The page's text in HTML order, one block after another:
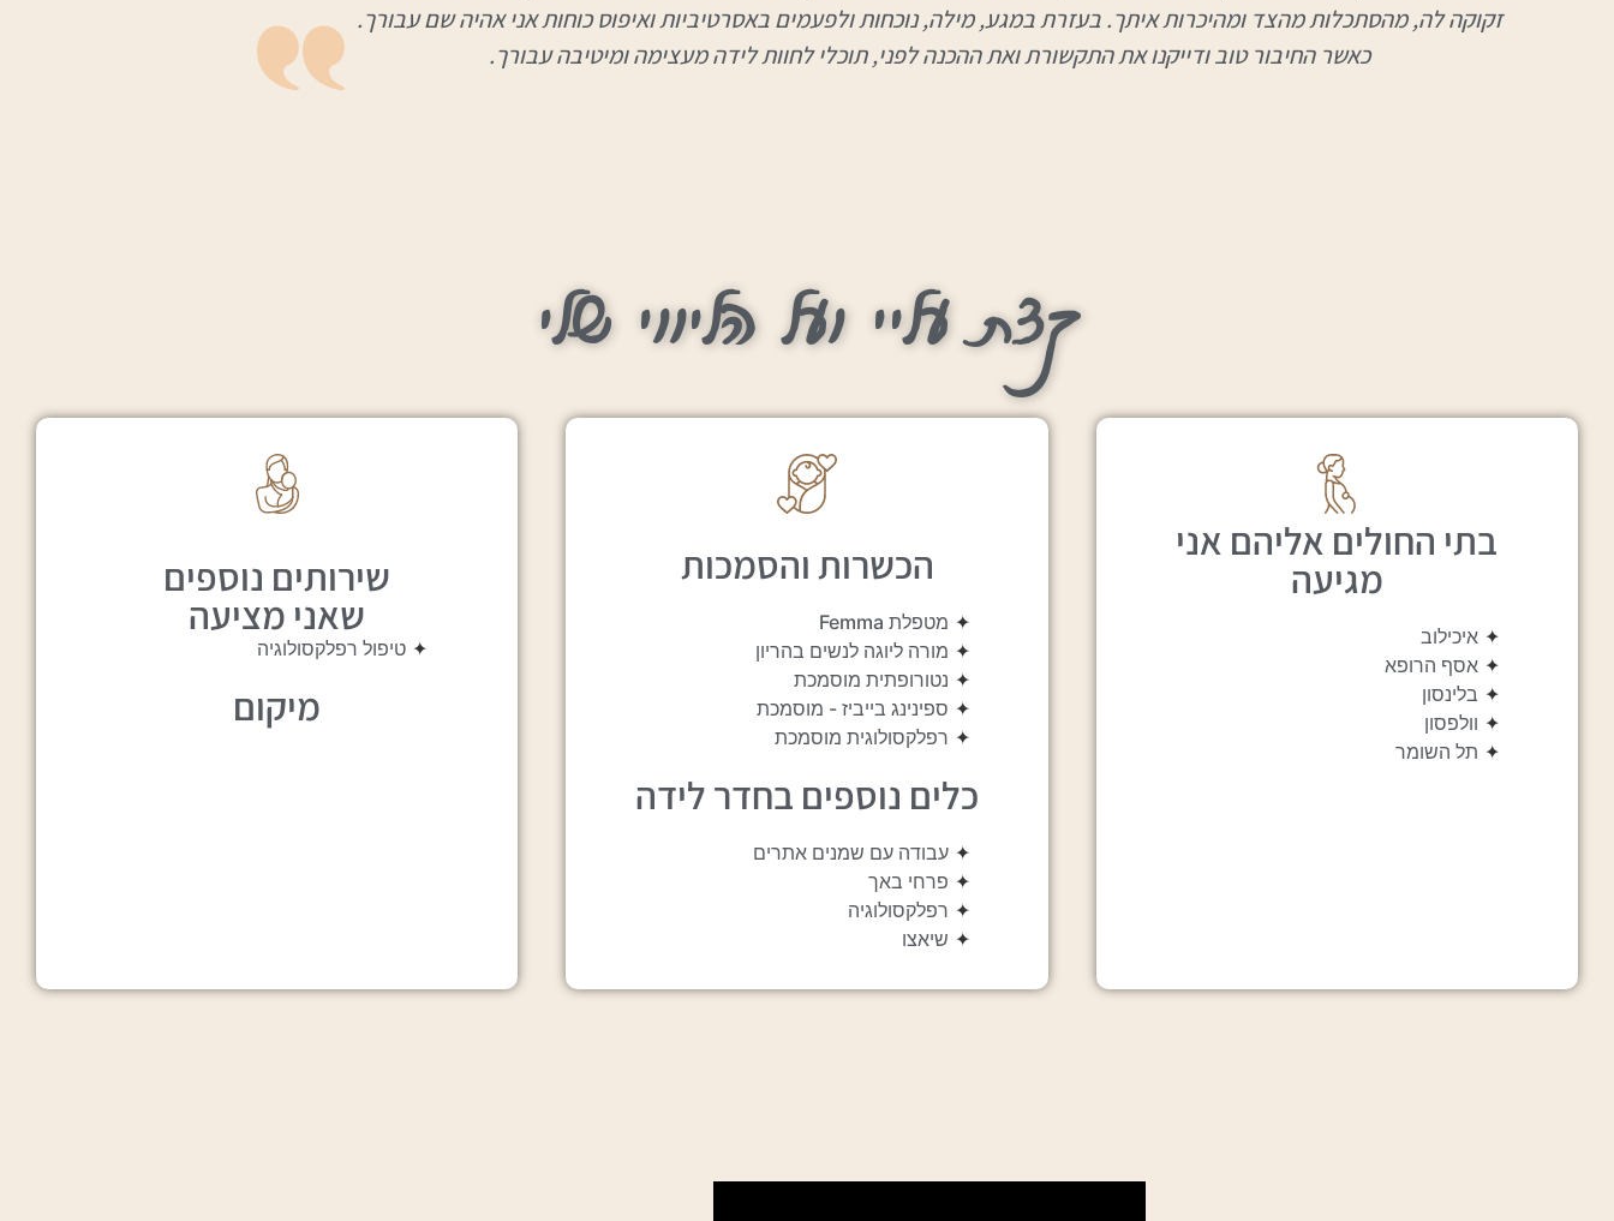
זקוקה לה, מהסתכלות מהצד ומהיכרות איתך. בעזרת במגע, מילה, נוכחות ולפעמים באסרטיביות ואיפוס כוחות אני אהיה שם עבורך.
כאשר החיבור טוב ודייקנו את התקשורת ואת ההכנה לפני, תוכלי לחוות לידה מעצימה ומיטיבה עבורך.
קצת עליי ועל הליווי שלי
בתי החולים אליהם אני
מגיעה
✦ איכילוב
✦ אסף הרופא
✦ בלינסון
✦ וולפסון
✦ תל השומר
הכשרות והסמכות
✦ מטפלת Femma
✦ מורה ליוגה לנשים בהריון
✦ נטורופתית מוסמכת
✦ ספינינג בייביז - מוסמכת
✦ רפלקסולוגית מוסמכת
כלים נוספים בחדר לידה
✦עבודה עם שמנים אתרים
✦ פרחי באך
✦ רפלקסולוגיה
✦ שיאצו
שירותים נוספים
שאני מציעה
✦ טיפול רפלקסולוגיה
מיקום